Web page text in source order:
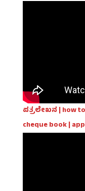
ಪತ್ರಲೇಖನ | how
cheque book |